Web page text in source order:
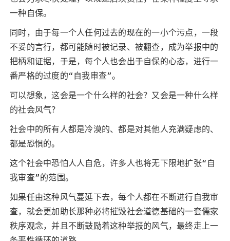
一种自保。
同时，由于每一个人任何过去的现在的一小个污点，一段
不妥的言行，都可能随时被记录、被翻查，成为举报中的
把柄和证据，于是，每个人也会出于自保的心态，进行一
番严格的过度的“自我审查”。
可以想象，这会是一个什么样的社会？又会是一种什么样
的社会风气？
社会中的所有人都是冷漠的、都是对其他人充满疑虑的、
都是恐惧的。
这个社会中恐怕人人自危，许多人也将无下限地扩张“自
我审查”的范围。
如果任由这种风气蔓延下去，每个人都在不断进行自我审
查，就会更加助长那种必将摧毁社会道德基础的一套儒家
秩序观念，并且不断鼓励着这种举报的风气，最终走上一